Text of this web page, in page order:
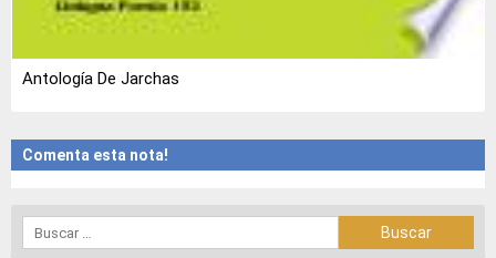
Antología De Jarchas
Comenta esta nota!